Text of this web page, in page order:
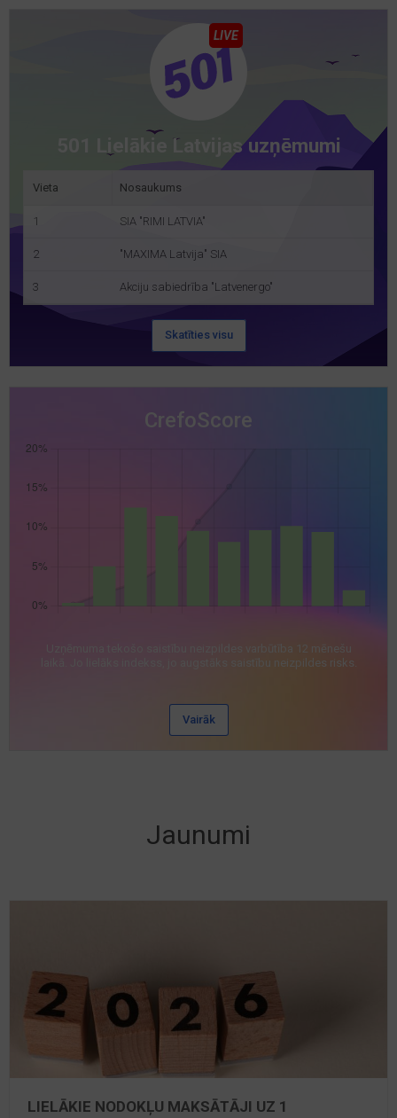
LIVE
501 Lielākie Latvijas uzņēmumi
Vieta Nosaukums
1 SIA "RIMI LATVIA"
2 "MAXIMA Latvija" SIA
3 Akciju sabiedrība "Latvenergo"
Skatīties visu
CrefoScore
Uzņēmuma tekošo saistību neizpildes varbūtība 12 mēnešu
laikā. Jo lielāks indekss, jo augstāks saistību neizpildes risks.
Vairāk
Jaunumi
LIELĀKIE NODOKĻU MAKSĀTĀJI UZ 1